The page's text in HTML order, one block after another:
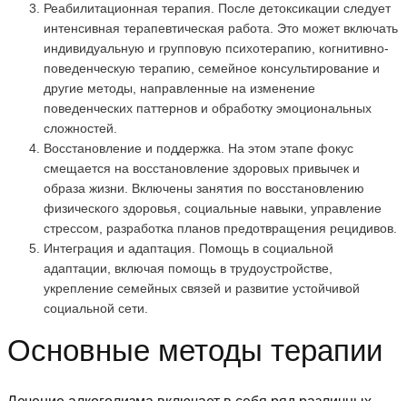
Реабилитационная терапия. После детоксикации следует
интенсивная терапевтическая работа. Это может включать
индивидуальную и групповую психотерапию, когнитивно-
поведенческую терапию, семейное консультирование и
другие методы, направленные на изменение
поведенческих паттернов и обработку эмоциональных
сложностей.
Восстановление и поддержка. На этом этапе фокус
смещается на восстановление здоровых привычек и
образа жизни. Включены занятия по восстановлению
физического здоровья, социальные навыки, управление
стрессом, разработка планов предотвращения рецидивов.
Интеграция и адаптация. Помощь в социальной
адаптации, включая помощь в трудоустройстве,
укрепление семейных связей и развитие устойчивой
социальной сети.
Основные методы терапии